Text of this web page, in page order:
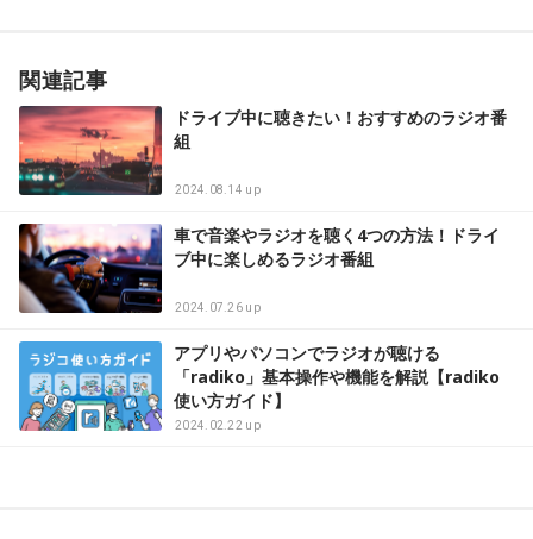
関連記事
ドライブ中に聴きたい！おすすめのラジオ番
組
2024.08.14 up
車で音楽やラジオを聴く4つの方法！ドライ
ブ中に楽しめるラジオ番組
2024.07.26 up
アプリやパソコンでラジオが聴ける
「radiko」基本操作や機能を解説【radiko
使い方ガイド】
2024.02.22 up